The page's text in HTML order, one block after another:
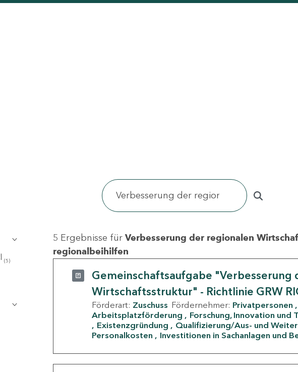
(5)
5 Ergebnisse für Verbesserung der regionalen
regionalbeihilfen
Gemeinschaftsaufgabe "Verbesserung
Wirtschaftsstruktur" - Richtlinie GRW
Förderart: Zuschuss Fördernehmer: Privatpersonen
Arbeitsplatzförderung
Forschung, Innovation und
Existenzgründung
Qualifizierung/Aus- und
Personalkosten
Investitionen in Sachanlagen und